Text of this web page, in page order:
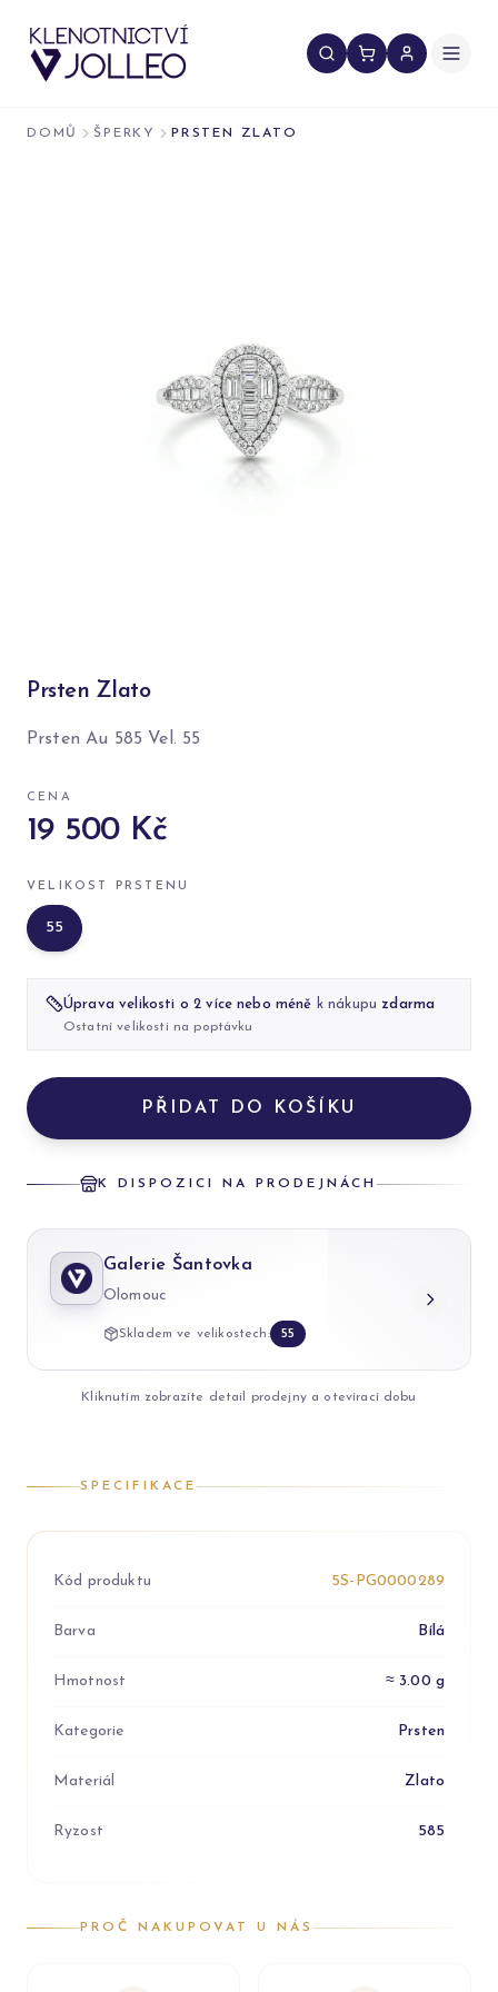
DOMŮ ŠPERKY PRSTEN ZLATO
Prsten Zlato
Prsten Au 585 Vel. 55
CENA
19 500 Kč
VELIKOST PRSTENU
55
Úprava velikosti o 2 více nebo méně k nákupu zdarma
Ostatní velikosti na poptávku
PŘIDAT DO KOŠÍKU
K DISPOZICI NA PRODEJNÁCH
Galerie Šantovka
Olomouc
Skladem ve velikostech: 55
Kliknutím zobrazíte detail prodejny a otevírací dobu
SPECIFIKACE
Kód produktu 5S-PG0000289
Barva Bílá
Hmotnost ≈ 3.00 g
Kategorie Prsten
Materiál Zlato
Ryzost 585
PROČ NAKUPOVAT U NÁS